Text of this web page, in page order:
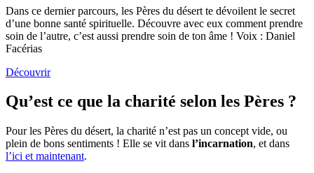
Dans ce dernier parcours, les Pères du désert te dévoilent le secret
d’une bonne santé spirituelle. Découvre avec eux comment prendre
soin de l’autre, c’est aussi prendre soin de ton âme ! Voix : Daniel
Facérias
Découvrir
Qu’est ce que la charité selon les Pères ?
Pour les Pères du désert, la charité n’est pas un concept vide, ou
plein de bons sentiments ! Elle se vit dans l’incarnation, et dans
l’ici et maintenant.